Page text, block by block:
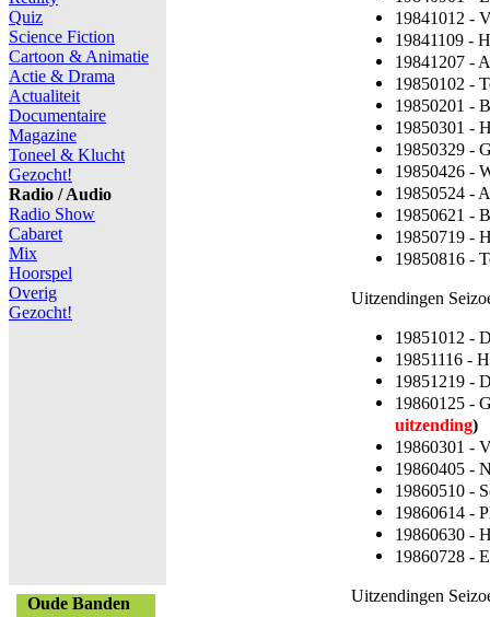
Quiz
Science Fiction
Cartoon & Animatie
Actie & Drama
Actualiteit
Documentaire
Magazine
Toneel & Klucht
Gezocht!
Radio / Audio
Radio Show
Cabaret
Mix
Hoorspel
Overig
Gezocht!
Oude Banden
19841012 -
19841109 -
19841207 -
19850102 -
19850201 -
19850301 -
19850329 -
19850426 -
19850524 -
19850621 -
19850719 -
19850816 -
Uitzendingen
19851012 -
19851116 -
19851219 -
19860125 -
uitzending)
19860301 -
19860405 -
19860510 -
19860614 -
19860630 -
19860728 -
Uitzendingen